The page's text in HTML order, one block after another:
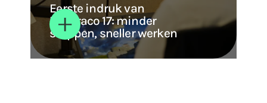
Eerste indruk van
Umbraco 17: minder
stappen, sneller werken